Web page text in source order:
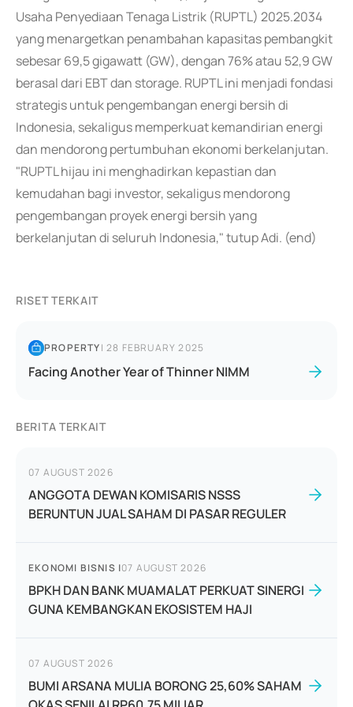
Usaha Penyediaan Tenaga Listrik (RUPTL) 2025.2034
yang menargetkan penambahan kapasitas pembangkit
sebesar 69,5 gigawatt (GW), dengan 76% atau 52,9 GW
berasal dari EBT dan storage. RUPTL ini menjadi fondasi
strategis untuk pengembangan energi bersih di
Indonesia, sekaligus memperkuat kemandirian energi
dan mendorong pertumbuhan ekonomi berkelanjutan.
"RUPTL hijau ini menghadirkan kepastian dan
kemudahan bagi investor, sekaligus mendorong
pengembangan proyek energi bersih yang
berkelanjutan di seluruh Indonesia," tutup Adi. (end)
RISET TERKAIT
PROPERTY|28 FEBRUARY 2025
Facing Another Year of Thinner NIMM
BERITA TERKAIT
07 AUGUST 2026
ANGGOTA DEWAN KOMISARIS NSSS
BERUNTUN JUAL SAHAM DI PASAR REGULER
EKONOMI BISNIS |07 AUGUST 2026
BPKH DAN BANK MUAMALAT PERKUAT SINERGI
GUNA KEMBANGKAN EKOSISTEM HAJI
07 AUGUST 2026
BUMI ARSANA MULIA BORONG 25,60% SAHAM